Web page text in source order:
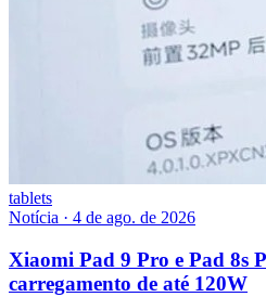
tablets
Notícia · 4 de ago. de 2026
Xiaomi Pad 9 Pro e Pad 8s
carregamento de até 120W